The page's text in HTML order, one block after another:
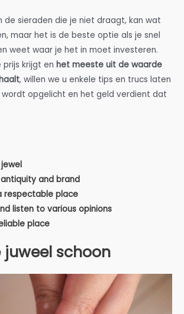
de sieraden die je niet draagt, kan wat
maar het is de beste optie als je snel
weet waar je het in moet investeren.
krijgt en het meeste uit de waarde
, willen we u enkele tips en trucs laten
wordt opgelicht en het geld verdient dat
and brand
respectable place
listen to various opinions
place
juweel schoon